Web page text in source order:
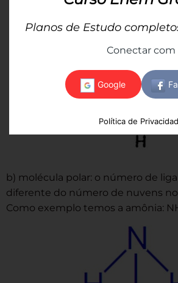
b) molécula polar: o número de
diferente do número de nuvens
Como exemplo temos a amônia:
Planos de Estudo
Conectar com
Política de